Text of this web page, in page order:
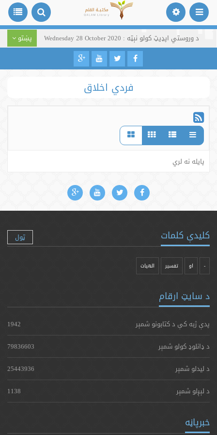
د وروستي اپډیټ کولو نېټه : Wednesday 28 October 2020 پښتو
فردي اخلاق
پایله نه لري
کلیدې کلمات ټول
- او تفسیر الهیات
د سایټ ارقام
پدې ژبه کې د کتابونو شمېر
1942
د ډانلوډ کولو شمېر
79836603
د لیدلو شمېر
25443936
د لېږلو شمېر
1138
خبرپاڼه